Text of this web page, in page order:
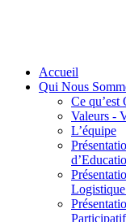
Accueil
Qui Nous
Ce
Valeurs -
L’équipe
Participatif